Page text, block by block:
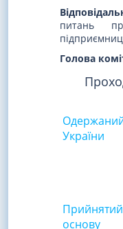
питань
Голова
України
основу